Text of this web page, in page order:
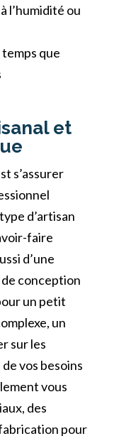
l’humidité ou
que
et
s’assurer
d’artisan
faire
d’une
conception
un petit
un
sur les
vos besoins
vous
des
pour